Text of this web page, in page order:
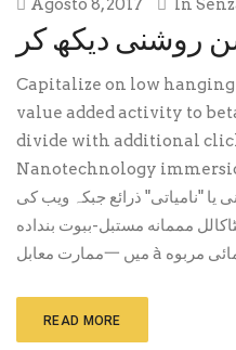
Agosto 8, 2017 In
روشنی دیکھ کر
Capitalize on low
value added activity to
divide with additional
Nanotechnology
یا "نامیاتی" ذرائع جبکہ ویب کی
مممانه مستبل-ببوت بنداده
READ MORE